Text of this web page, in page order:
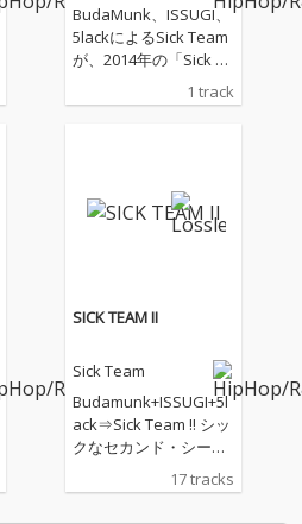
BudaMunk、ISSUGI、
5lackによるSick Team
が、2014年の「Sick Te
am II」以来となる作品
を8年振りにリリー
デビュー時から、グラ
イミーなノリは今も健
人による、ドリーム・
チームが再び集結し
1 track
SICK TEAM II
Sick Team
Budamunk+ISSUGI+5l
ack⇒Sick Team !! シッ
クなセカンド・シーズ
ンがついに開幕!? Buda
munk、ISSUGI、5lack
17 tracks